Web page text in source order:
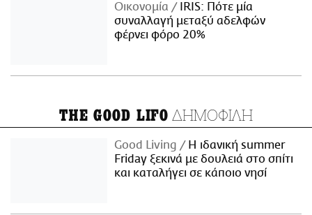
Οικονομία
IRIS: Πότε μία
συναλλαγή μεταξύ αδελφών
φέρνει φόρο 20%
THE GOOD LIFO ΔΗΜΟΦΙΛΗ
Good Living
Η ιδανική summer
Friday ξεκινά με δουλειά στο σπίτι
και καταλήγει σε κάποιο νησί